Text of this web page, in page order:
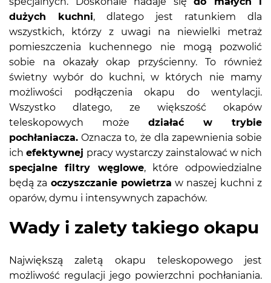
dużych kuchni, dlatego jest ratunkiem dla
wszystkich, którzy z uwagi na niewielki metraż
pomieszczenia kuchennego nie mogą pozwolić
sobie na okazały okap przyścienny. To również
świetny wybór do kuchni, w których nie mamy
możliwości podłączenia okapu do wentylacji.
Wszystko dlatego, ze większość okapów
teleskopowych może działać w trybie
pochłaniacza. Oznacza to, że dla zapewnienia sobie
ich efektywnej pracy wystarczy zainstalować w nich
specjalne filtry węglowe, które odpowiedzialne
będą za oczyszczanie powietrza w naszej kuchni z
oparów, dymu i intensywnych zapachów.
Wady i zalety takiego okapu
Największą zaletą okapu teleskopowego jest
możliwość regulacji jego powierzchni pochłaniania.